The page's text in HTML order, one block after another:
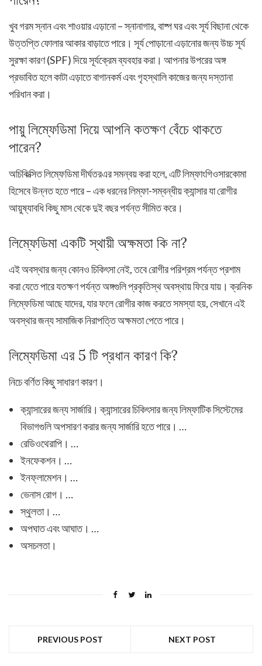
খুব গরম স্নান এবং শাওয়ার এড়ানো – স্নানাগার, বাষ্প ঘর এবং সূর্য বিছানা থেকে
উত্তপ্তি ফোলার আকার বাড়াতে পারে। সূর্য পোড়ানো এড়ানোর জন্য উচ্চ সূর্য
সুরক্ষা কারণ (SPF) দিয়ে সূর্যক্রেম ব্যবহার করা। আপনার উপরের অঙ্গ
প্রভাবিত হলে কাটা এড়াতে বাগানকর্ম এবং গৃহস্থালি কাজের জন্য দস্তানা
পরিধান করা।
পায়ু লিম্ফেডিমা দিয়ে আপনি কতক্ষণ বেঁচে থাকতে
পারেন?
অচিকিত্সিত লিম্ফেডিমা দীর্ঘতরএর সমন্বয় করা হলে, এটি লিম্ফাংগিওসারকোমা
হিসেবে উন্নত হতে পারে – এক ধরনের লিম্ফা-সম্বন্ধীয় ক্যান্সার যা রোগীর
আয়ুষ্যাবধি কিছু মাস থেকে দুই বছর পর্যন্ত সীমিত করে।
লিম্ফেডিমা একটি স্থায়ী অক্ষমতা কি না?
এই অবস্থার জন্য কোনও চিকিৎসা নেই, তবে রোগীর পরিশ্রম পর্যন্ত প্রশাম
করা যেতে পারে যতক্ষণ পর্যন্ত অঙ্গগুলি প্রকৃতিস্থ অবস্থায় ফিরে যায়। ক্রনিক
লিম্ফেডিমা আছে যাদের, যার ফলে রোগীর কাজ করতে সমস্যা হয়, সেখানে এই
অবস্থার জন্য সামাজিক নিরাপত্তি অক্ষমতা পেতে পারে।
লিম্ফেডিমা এর 5 টি প্রধান কারণ কি?
নিচে বর্ণিত কিছু সাধারণ কারণ।
ক্যান্সারের জন্য সার্জারি। ক্যান্সারের চিকিৎসার জন্য লিম্ফাটিক সিস্টেমের
বিভাগগুলি অপসারণ করার জন্য সার্জারি হতে পারে। …
রেডিওথেরাপি। …
ইনফেকশন। …
ইনফ্লামেশন। …
ভেনাস রোগ। …
স্থুলতা। …
অপঘাত এবং আঘাত। …
অসচলতা।
PREVIOUS POST NEXT POST